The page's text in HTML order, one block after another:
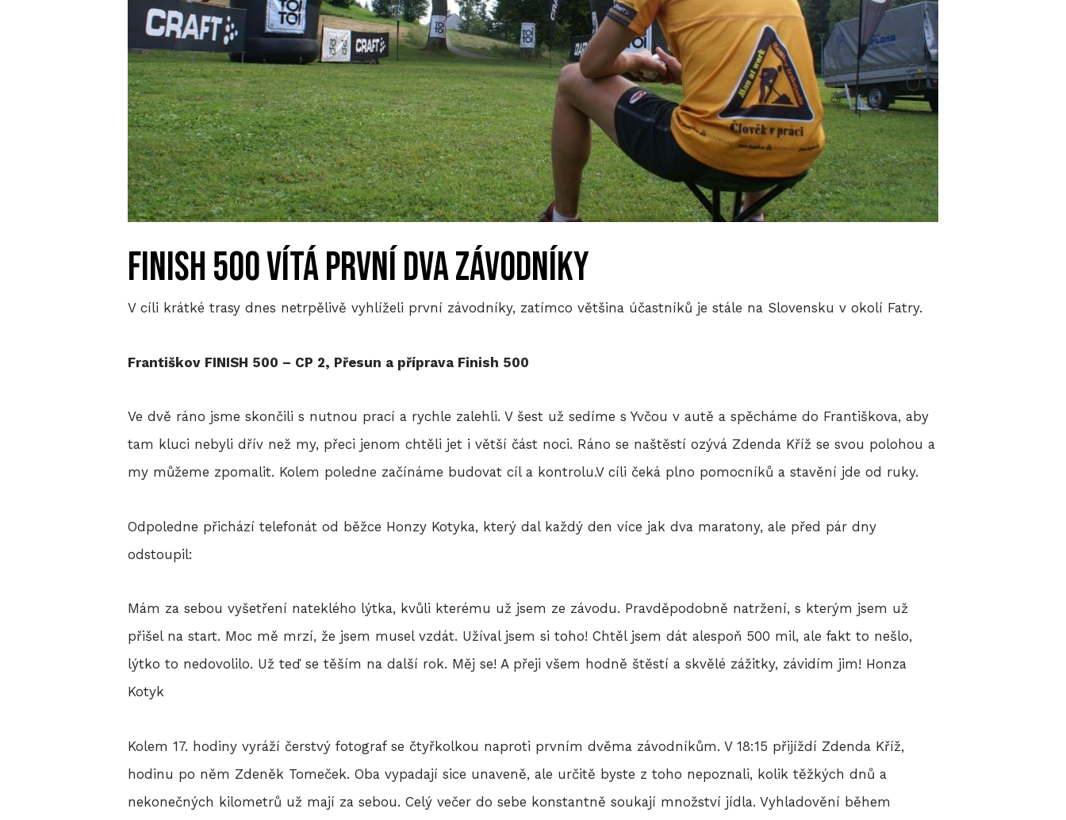
finish 500 vítá první dva závodníky
V cíli krátké trasy dnes netrpělivě vyhlíželi první závodníky, zatímco většina účastníků je stále na Slovensku v okolí Fatry.
Františkov FINISH 500 – CP 2, Přesun a příprava Finish 500
Ve dvě ráno jsme skončili s nutnou prací a rychle zalehli. V šest už sedíme s Yvčou v autě a spěcháme do Františkova, aby
tam kluci nebyli dřív než my, přeci jenom chtěli jet i větší část noci. Ráno se naštěstí ozývá Zdenda Kříž se svou polohou a
my můžeme zpomalit. Kolem poledne začínáme budovat cíl a kontrolu.V cíli čeká plno pomocníků a stavění jde od ruky.
Odpoledne přichází telefonát od běžce Honzy Kotyka, který dal každý den více jak dva maratony, ale před pár dny
odstoupil:
Mám za sebou vyšetření nateklého lýtka, kvůli kterému už jsem ze závodu. Pravděpodobně natržení, s kterým jsem už
přišel na start. Moc mě mrzí, že jsem musel vzdát. Užíval jsem si toho! Chtěl jsem dát alespoň 500 mil, ale fakt to nešlo,
lýtko to nedovolilo. Už teď se těším na další rok. Měj se! A přeji všem hodně štěstí a skvělé zážitky, závidím jim! Honza
Kotyk
Kolem 17. hodiny vyráží čerstvý fotograf se čtyřkolkou naproti prvním dvěma závodníkům. V 18:15 přijíždí Zdenda Kříž,
hodinu po něm Zdeněk Tomeček. Oba vypadají sice unaveně, ale určitě byste z toho nepoznali, kolik těžkých dnů a
nekonečných kilometrů už mají za sebou. Celý večer do sebe konstantně soukají množství jídla. Vyhladovění během